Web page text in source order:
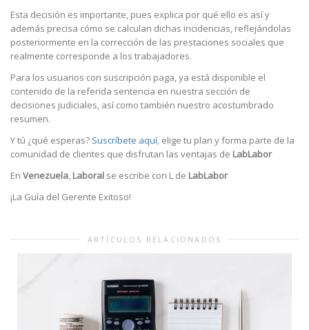
Esta decisión es importante, pues explica por qué ello es así y
además precisa cómo se calculan dichas incidencias, reflejándolas
posteriormente en la corrección de las prestaciones sociales que
realmente corresponde a los trabajadores.
Para los usuarios con suscripción paga, ya está disponible el
contenido de la referida sentencia en nuestra sección de
decisiones judiciales, así como también nuestro acostumbrado
resumen.
Y tú ¿qué esperas? Suscríbete aquí, elige tu plan y forma parte de la
comunidad de clientes que disfrutan las ventajas de LabLabor
En Venezuela, Laboral se escribe con L de LabLabor
¡La Guía del Gerente Exitoso!
ARTÍCULOS RELACIONADOS